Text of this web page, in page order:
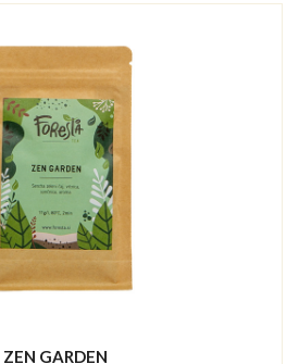
ZEN GARDEN